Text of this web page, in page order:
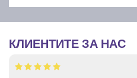
КЛИЕНТИТЕ ЗА НАС